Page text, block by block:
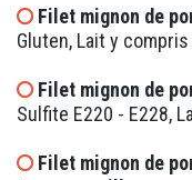
Filet mignon de
Gluten, Lait y
Filet mignon de
Sulfite E220 - E228,
Filet mignon de